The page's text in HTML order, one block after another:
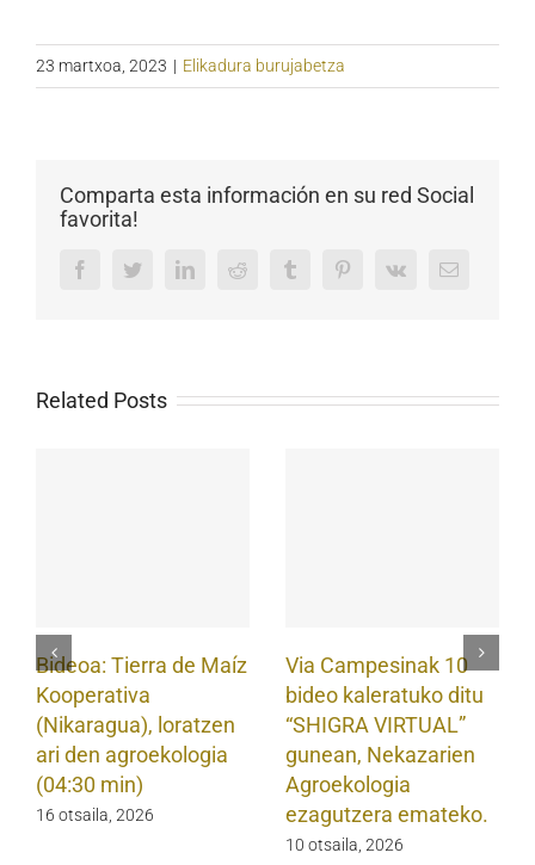
23 martxoa, 2023 | Elikadura burujabetza
Comparta esta información en su red Social
favorita!
FacebookTwitterLinkedInReddit Tumblr PinterestVk Email
Related Posts
Bideoa: Tierra de Maíz
Kooperativa
(Nikaragua), loratzen
ari den agroekologia
(04:30 min)
16 otsaila, 2026
Via Campesinak 10
bideo kaleratuko ditu
“SHIGRA VIRTUAL”
gunean, Nekazarien
Agroekologia
ezagutzera emateko.
10 otsaila, 2026